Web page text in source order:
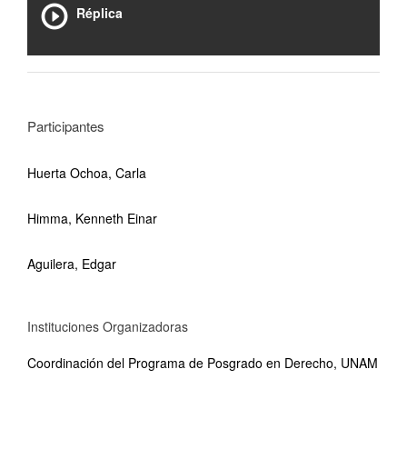
Réplica
Participantes
Huerta Ochoa, Carla
Himma, Kenneth Einar
Aguilera, Edgar
Instituciones Organizadoras
Coordinación del Programa de Posgrado en Derecho, UNAM